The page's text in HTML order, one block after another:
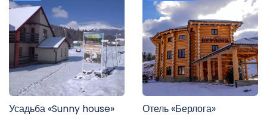
Усадьба «Sunny house» Отель «Берлога»